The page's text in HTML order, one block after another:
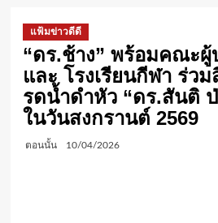
แฟ้มข่าวดีดี
“ดร.ช้าง” พร้อมคณะผู้
และ โรงเรียนกีฬา ร่ว
รดน้ำดำหัว “ดร.สันติ ป่
ในวันสงกรานต์ 2569
ตอนนั้น 10/04/2026